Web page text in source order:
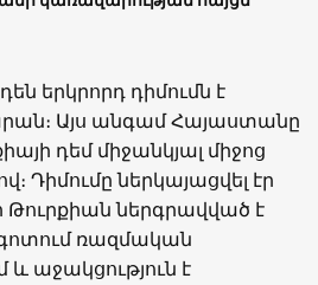
երկրորդ դիմումն է
Այս անգամ Հայաստանը
դեմ միջանկյալ միջոց
Դիմումը ներկայացվել էր
Թուրքիան ներգրավված է
ռազմական
և աջակցություն է